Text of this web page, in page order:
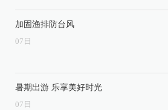
加固渔排防台风
07 日
暑期出游 乐享美好时光
07 日